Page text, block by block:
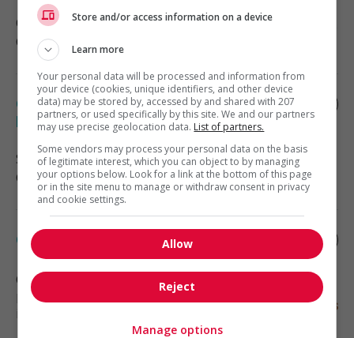
Ottawa, ON
Comptabilité, finance et assurance
Conseiller(ère) associé(e) en gestion de
patrimoine
Saint-Sauveur, QC
Comptabilité, finance et assurance
Conseiller(ère) talents et culture (3731)
Chertsey
Ressources humaines et relations
Store and/or access information on a device
Learn more
Your personal data will be processed and information from
your device (cookies, unique identifiers, and other device
data) may be stored by, accessed by and shared with 207
partners, or used specifically by this site. We and our partners
may use precise geolocation data. List of partners.
Some vendors may process your personal data on the basis
of legitimate interest, which you can object to by managing
your options below. Look for a link at the bottom of this page
or in the site menu to manage or withdraw consent in privacy
and cookie settings.
Allow
Reject
Manage options